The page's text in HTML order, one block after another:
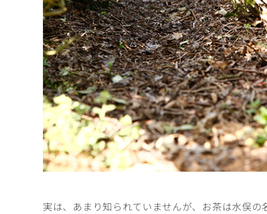
実は、あまり知られていませんが、お茶は水俣の